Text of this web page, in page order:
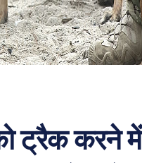
ट्रैक करने में